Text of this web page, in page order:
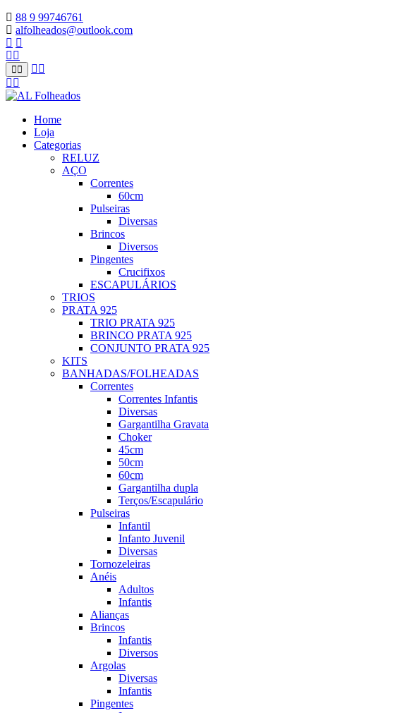
88 9 99746761
alfolheados@outlook.com
Home
Loja
Categorias
RELUZ
AÇO
Correntes
60cm
Pulseiras
Diversas
Brincos
Diversos
Pingentes
Crucifixos
ESCAPULÁRIOS
TRIOS
PRATA 925
TRIO PRATA 925
BRINCO PRATA 925
CONJUNTO PRATA 925
KITS
BANHADAS/FOLHEADAS
Correntes
Correntes Infantis
Diversas
Gargantilha Gravata
Choker
45cm
50cm
60cm
Gargantilha dupla
Terços/Escapulário
Pulseiras
Infantil
Infanto Juvenil
Diversas
Tornozeleiras
Anéis
Adultos
Infantis
Alianças
Brincos
Infantis
Diversos
Argolas
Diversas
Infantis
Pingentes